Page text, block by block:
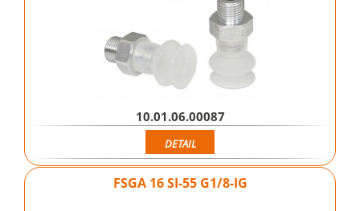
10.01.06.00087
DETAIL
FSGA 16 SI-55 G1/8-IG